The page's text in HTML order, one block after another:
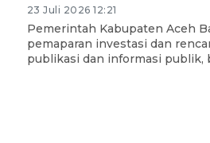
23 Juli 2026 12:21
Pemerintah Kabupaten Aceh
pemaparan investasi dan
publikasi dan informasi publik,